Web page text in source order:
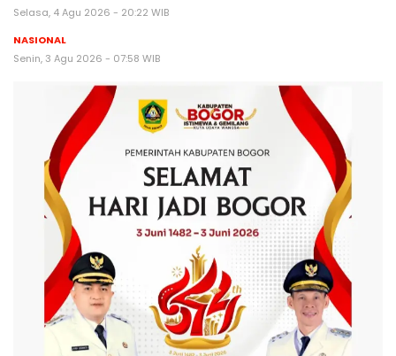
Selasa, 4 Agu 2026 - 20:22 WIB
NASIONAL
Senin, 3 Agu 2026 - 07:58 WIB